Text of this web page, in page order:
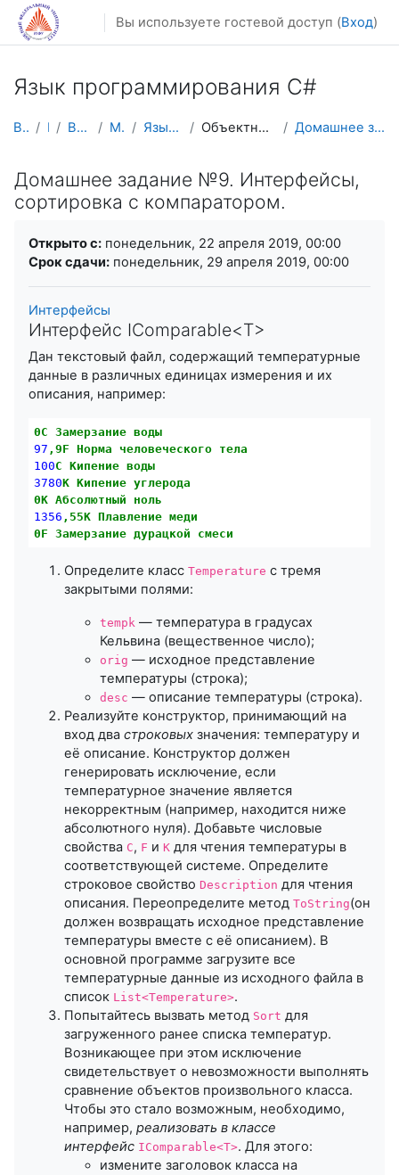
Перейти к основному содержанию
Вы используете гостевой доступ (Вход)
Язык программирования C#
В начало Курсы Весенний семестр Магистратура Язык программирования C# Объектно-ориентированное программирование Домашнее задание №9. Интерфейсы, сортировка с комп...
Домашнее задание №9. Интерфейсы,
сортировка с компаратором.
Открыто с: понедельник, 22 апреля 2019, 00:00
Срок сдачи: понедельник, 29 апреля 2019, 00:00
Интерфейсы
Интерфейс IComparable<T>
Дан текстовый файл, содержащий температурные
данные в различных единицах измерения и их
описания, например:
0C Замерзание воды
97 ,9F Норма человеческого тела
100С Кипение воды
3780К Кипение углерода
0K Абсолютный
ноль
1356 ,55K Плавление меди
0F
Замерзание дурацкой смеси
Определите класс Temperature с тремя
закрытыми полями:
tempk — температура в градусах
Кельвина (вещественное число);
orig — исходное представление
температуры (строка);
desc — описание температуры (строка).
Реализуйте конструктор, принимающий на
вход два строковых значения: температуру и
её описание. Конструктор должен
генерировать исключение, если
температурное значение является
некорректным (например, находится ниже
абсолютного нуля). Добавьте числовые
свойства C, F и K для чтения температуры в
соответствующей системе. Определите
строковое свойство Description для чтения
описания. Переопределите метод ToString(он
должен возвращать исходное представление
температуры вместе с её описанием). В
основной программе загрузите все
температурные данные из исходного файла в
список List<Temperature>.
Попытайтесь вызвать метод Sort для
загруженного ранее списка температур.
Возникающее при этом исключение
свидетельствует о невозможности выполнять
сравнение объектов произвольного класса.
Чтобы это стало возможным, необходимо,
например, реализовать в классе
интерфейс IComparable<T>. Для этого:
измените заголовок класса на